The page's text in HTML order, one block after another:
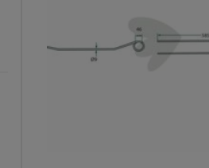
Kvalitet och
Alla våra slitdelar är
erbjuder vi räfspinnar i
har vi fångdukar och andra